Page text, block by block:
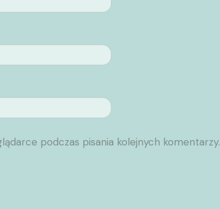
podczas pisania kolejnych komentarzy.